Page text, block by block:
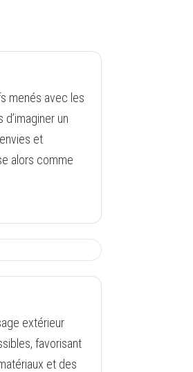
menés avec les
un
et
alors comme
extérieur
favorisant
et des